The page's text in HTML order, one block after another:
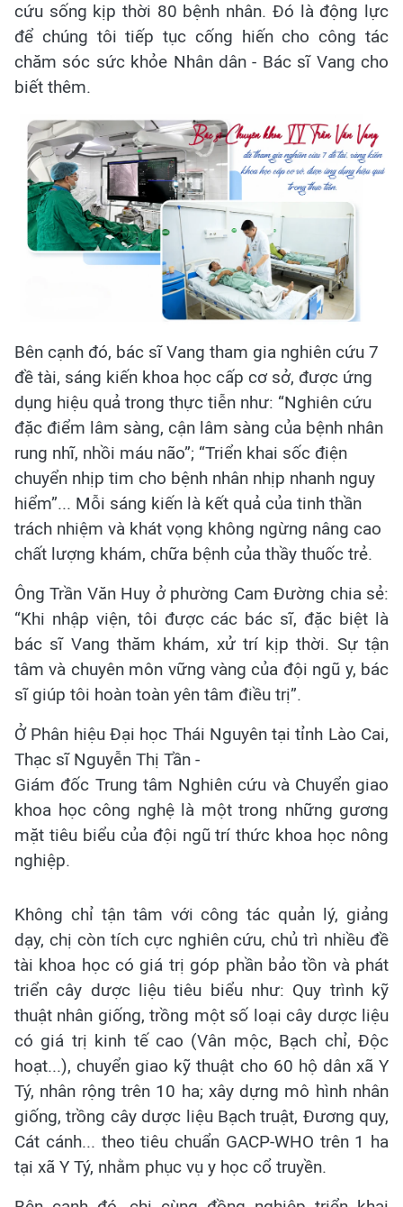
cứu sống kịp thời 80 bệnh nhân. Đó là động lực
để chúng tôi tiếp tục cống hiến cho công tác
chăm sóc sức khỏe Nhân dân - Bác sĩ Vang cho
biết thêm.
Bên cạnh đó, bác sĩ Vang tham gia nghiên cứu 7
đề tài, sáng kiến khoa học cấp cơ sở, được ứng
dụng hiệu quả trong thực tiễn như: “Nghiên cứu
đặc điểm lâm sàng, cận lâm sàng của bệnh nhân
rung nhĩ, nhồi máu não”; “Triển khai sốc điện
chuyển nhịp tim cho bệnh nhân nhịp nhanh nguy
hiểm”... Mỗi sáng kiến là kết quả của tinh thần
trách nhiệm và khát vọng không ngừng nâng cao
chất lượng khám, chữa bệnh của thầy thuốc trẻ.
Ông Trần Văn Huy ở phường Cam Đường chia sẻ:
“Khi nhập viện, tôi được các bác sĩ, đặc biệt là
bác sĩ Vang thăm khám, xử trí kịp thời. Sự tận
tâm và chuyên môn vững vàng của đội ngũ y, bác
sĩ giúp tôi hoàn toàn yên tâm điều trị”.
Ở Phân hiệu Đại học Thái Nguyên tại tỉnh Lào Cai,
Thạc sĩ Nguyễn Thị Tần -
Giám đốc Trung tâm Nghiên cứu và Chuyển giao
khoa học công nghệ là một trong những gương
mặt tiêu biểu của đội ngũ trí thức khoa học nông
nghiệp.
Không chỉ tận tâm với công tác quản lý, giảng
dạy, chị còn tích cực nghiên cứu, chủ trì nhiều đề
tài khoa học có giá trị góp phần bảo tồn và phát
triển cây dược liệu tiêu biểu như: Quy trình kỹ
thuật nhân giống, trồng một số loại cây dược liệu
có giá trị kinh tế cao (Vân mộc, Bạch chỉ, Độc
hoạt...), chuyển giao kỹ thuật cho 60 hộ dân xã Y
Tý, nhân rộng trên 10 ha; xây dựng mô hình nhân
giống, trồng cây dược liệu Bạch truật, Đương quy,
Cát cánh... theo tiêu chuẩn GACP-WHO trên 1 ha
tại xã Y Tý, nhằm phục vụ y học cổ truyền.